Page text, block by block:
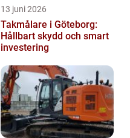
13 juni 2026
Takmålare i Göteborg:
Hållbart skydd och smart
investering